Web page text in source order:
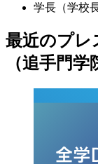
学長（学校長
最近のプレ
（追手門学